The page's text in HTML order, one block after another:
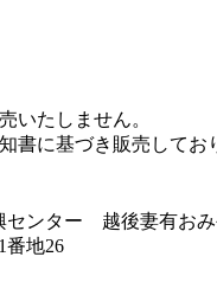
いたしません。
書に基づき販売してお
センター 越後妻有お
番地26